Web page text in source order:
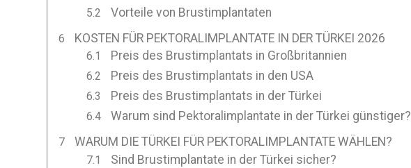
Vorteile von Brustimplantaten
KOSTEN FÜR PEKTORALIMPLANTATE IN DER TÜRKEI 2026
Preis des Brustimplantats in Großbritannien
Preis des Brustimplantats in den USA
Preis des Brustimplantats in der Türkei
Warum sind Pektoralimplantate in der Türkei günstiger?
WARUM DIE TÜRKEI FÜR PEKTORALIMPLANTATE WÄHLEN?
Sind Brustimplantate in der Türkei sicher?